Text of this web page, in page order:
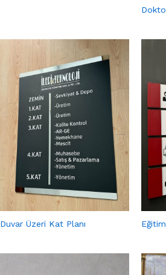
Duvar Üzeri Kat Planı